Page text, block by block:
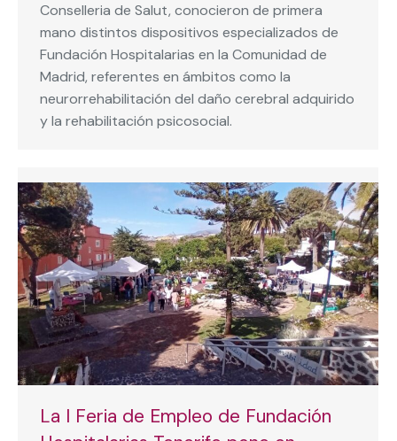
Conselleria de Salut, conocieron de primera
mano distintos dispositivos especializados de
Fundación Hospitalarias en la Comunidad de
Madrid, referentes en ámbitos como la
neurorrehabilitación del daño cerebral adquirido
y la rehabilitación psicosocial.
La I Feria de Empleo de Fundación